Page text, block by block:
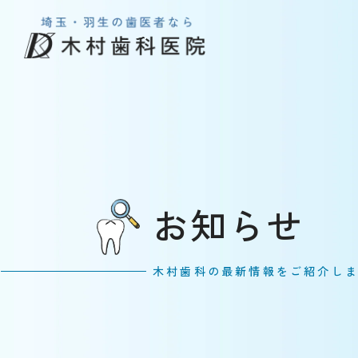
お知らせ
木村歯科の最新情報をご紹介し